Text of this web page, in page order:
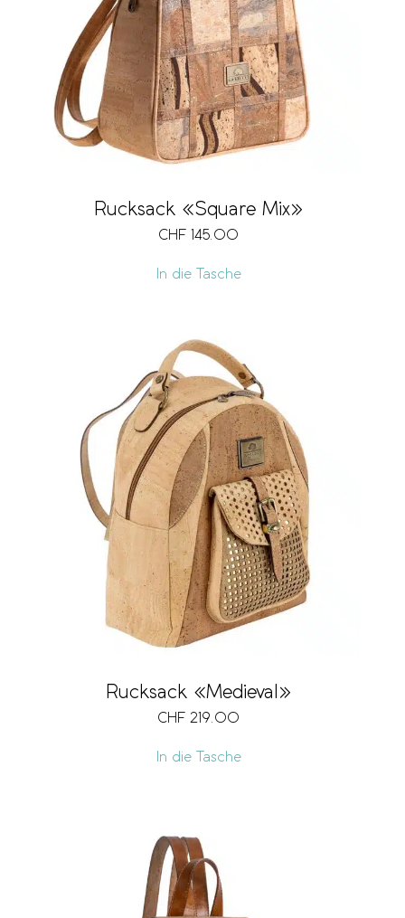
Rucksack «Square Mix»
CHF 145.00
In die Tasche
Rucksack «Medieval»
CHF 219.00
In die Tasche